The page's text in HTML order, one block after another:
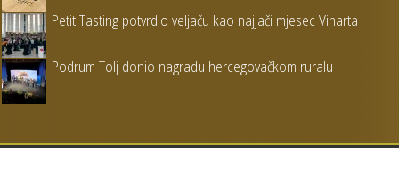
Petit Tasting potvrdio veljaču kao najjači mjesec Vinarta
Podrum Tolj donio nagradu hercegovačkom ruralu